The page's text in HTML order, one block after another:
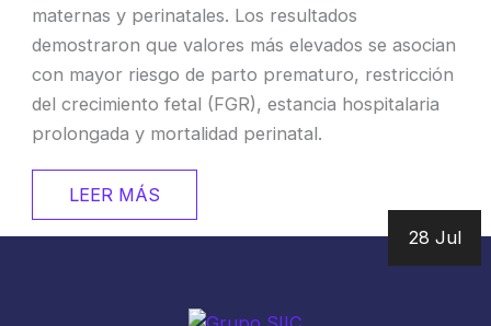
maternas y perinatales. Los resultados
demostraron que valores más elevados se asocian
con mayor riesgo de parto prematuro, restricción
del crecimiento fetal (FGR), estancia hospitalaria
prolongada y mortalidad perinatal.
LEER MÁS
28 Jul